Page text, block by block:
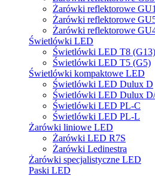
Żarówki reflektorowe
Żarówki reflektorowe
Żarówki reflektorowe
Świetlówki LED
Świetlówki LED T8 (G13)
Świetlówki LED T5 (G5)
Świetlówki kompaktowe LED
Świetlówki LED Dulux D
Świetlówki LED Dulux
Świetlówki LED PL-C
Świetlówki LED PL-L
Żarówki liniowe LED
Żarówki LED R7S
Żarówki Ledinestra
Żarówki specjalistyczne LED
Paski LED